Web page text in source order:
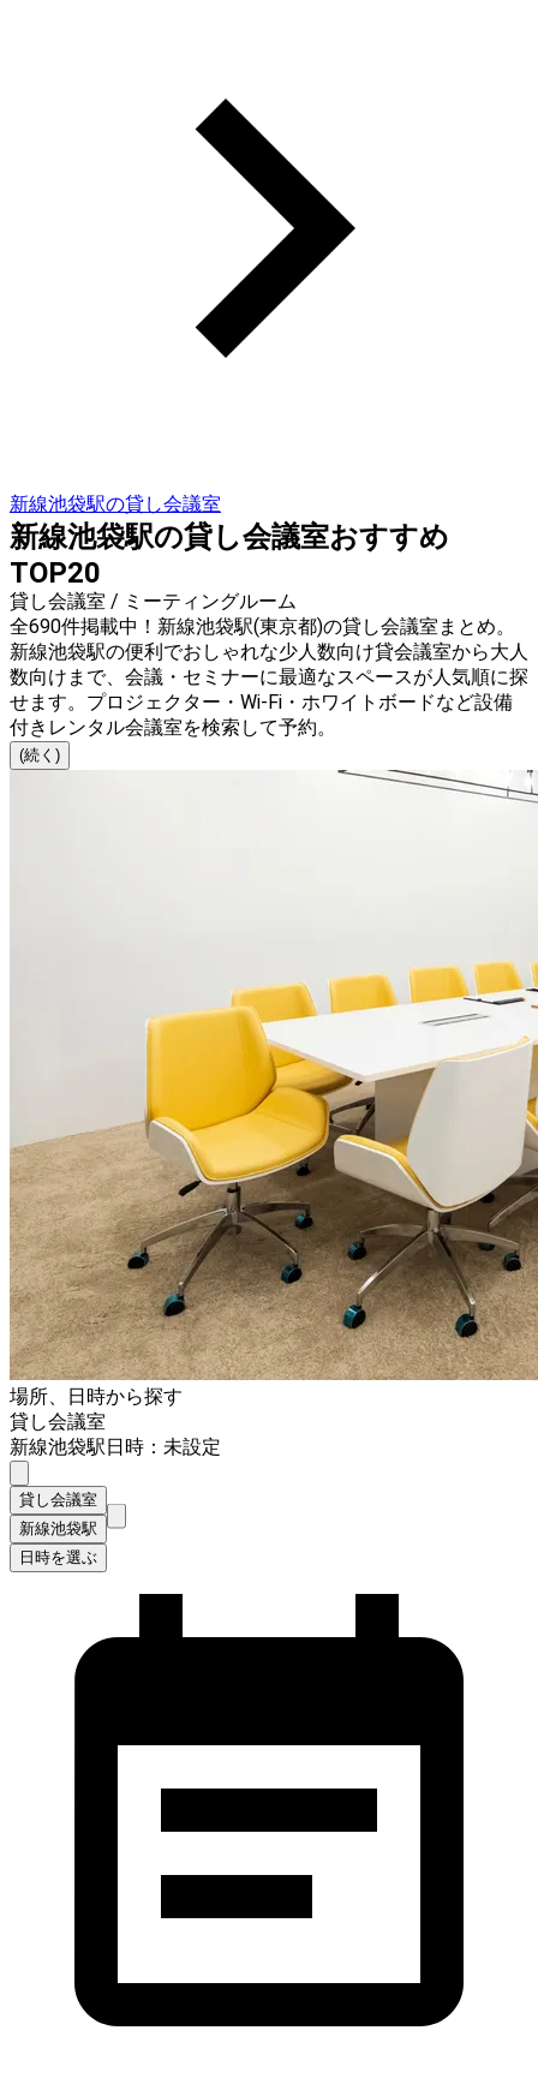
新線池袋駅の貸し会議室
新線池袋駅の貸し会議室おすすめ
TOP20
貸し会議室 / ミーティングルーム
全690件掲載中！新線池袋駅(東京都)の貸し会議室まとめ。
新線池袋駅の便利でおしゃれな少人数向け貸会議室から大人
数向けまで、会議・セミナーに最適なスペースが人気順に探
せます。プロジェクター・Wi-Fi・ホワイトボードなど設備
付きレンタル会議室を検索して予約。
(続く)
場所、日時から探す
貸し会議室
新線池袋駅日時：未設定
貸し会議室
新線池袋駅
日時を選ぶ